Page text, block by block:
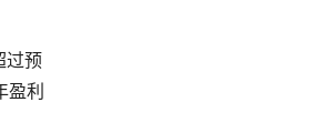
过预
盈利